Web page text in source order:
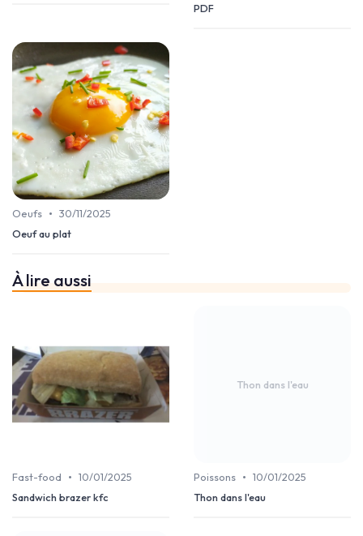
PDF
Oeufs • 30/11/2025
Oeuf au plat
À lire aussi
Fast-food • 10/01/2025
Sandwich brazer kfc
Thon dans l'eau
Poissons • 10/01/2025
Thon dans l'eau